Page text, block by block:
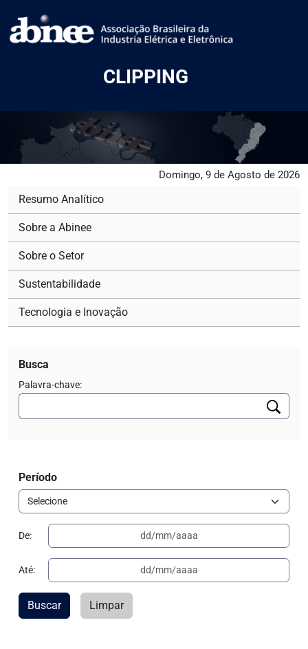
CLIPPING
Domingo, 9 de Agosto de 2026
Resumo Analítico
Sobre a Abinee
Sobre o Setor
Sustentabilidade
Tecnologia e Inovação
Busca
Palavra-chave:
Período
De:
Até:
Buscar Limpar